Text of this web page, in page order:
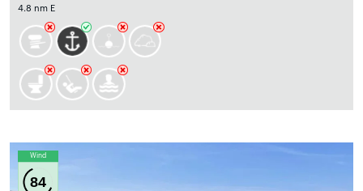
4.8 nm E
Wind
84